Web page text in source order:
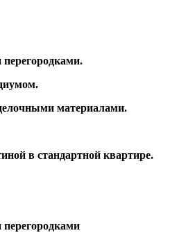
перегородками.
материалами.
в стандартной квартире.
перегородками